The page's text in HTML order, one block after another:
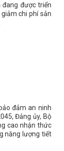
đang được triển
chi phí sản
đảm an ninh
Đảng ủy, Bộ
cao nhận thức
năng lượng tiết